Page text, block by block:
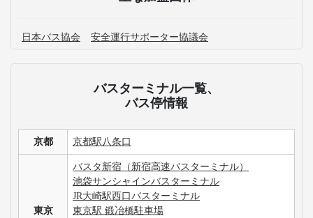
日本バス協会 安全運行サポーター協議会
バスターミナル一覧、
バス停情報
京都 京都駅八条口
東京
バスタ新宿（新宿高速バスターミナル）
池袋サンシャインバスターミナル
JR大崎駅西口バスターミナル
東京駅 鍛冶橋駐車場